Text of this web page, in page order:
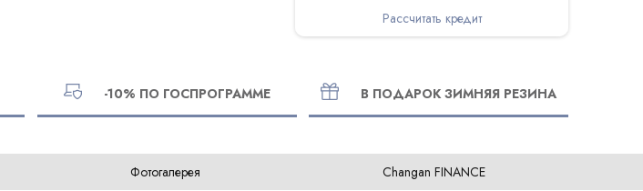
Рассчитать кредит
-10% ПО ГОСПРОГРАММЕ В ПОДАРОК ЗИМНЯЯ РЕЗИНА
Фотогалерея Changan FINANCE